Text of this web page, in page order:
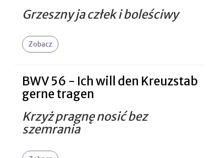
Grzeszny ja człek i boleściwy
Zobacz
BWV 56 - Ich will den Kreuzstab
gerne tragen
Krzyż pragnę nosić bez
szemrania